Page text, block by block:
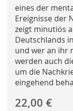
gallery
eines der
Ereignisse der
zeigt minutiös
Deutschlands
und wer an ihr
werden auch
um die
eingehend
22,00 €